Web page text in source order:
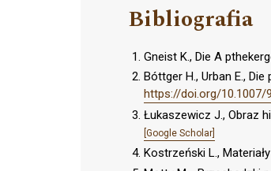
Bibliografia
Gneist K., Die A
Bóttger H., Urban E.,
https://doi.org/10.1007/
Łukaszewicz J., Obraz
[Google Scholar]
Kostrzeński L.,